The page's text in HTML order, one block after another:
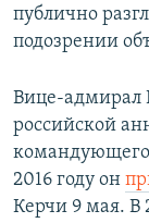
публично
подозрении
Вице-адмирал
российской
2016 году он
Керчи 9 мая. В